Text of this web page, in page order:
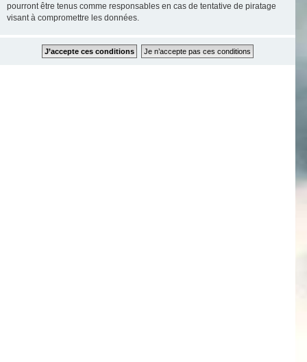
pourront être tenus comme responsables en cas de tentative de piratage
visant à compromettre les données.